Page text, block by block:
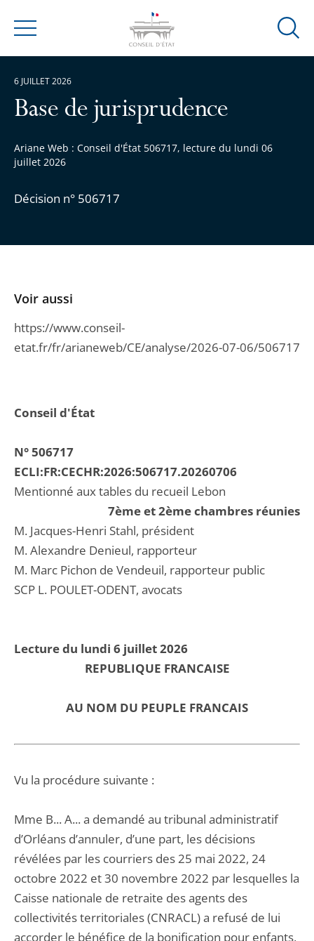
Menu
Ouvrir
Base de jurisprudence
Ariane Web : Conseil d'État 506717, lecture du lundi 06
juillet 2026
Décision n° 506717
6 JUILLET 2026
Conseil d'État
N° 506717
ECLI:FR:CECHR:2026:506717.20260706
Mentionné aux tables du recueil Lebon
7ème et 2ème chambres réunies
M. Jacques-Henri Stahl, président
M. Alexandre Denieul, rapporteur
M. Marc Pichon de Vendeuil, rapporteur public
SCP L. POULET-ODENT, avocats
Lecture du lundi 6 juillet 2026
REPUBLIQUE FRANCAISE
AU NOM DU PEUPLE FRANCAIS
Vu la procédure suivante :
Mme B... A... a demandé au tribunal administratif
d’Orléans d’annuler, d’une part, les décisions
révélées par les courriers des 25 mai 2022, 24
octobre 2022 et 30 novembre 2022 par lesquelles la
Caisse nationale de retraite des agents des
collectivités territoriales (CNRACL) a refusé de lui
accorder le bénéfice de la bonification pour enfants,
Voir aussi
https://www.conseil-
etat.fr/fr/arianeweb/CE/analyse/2026-07-06/506717